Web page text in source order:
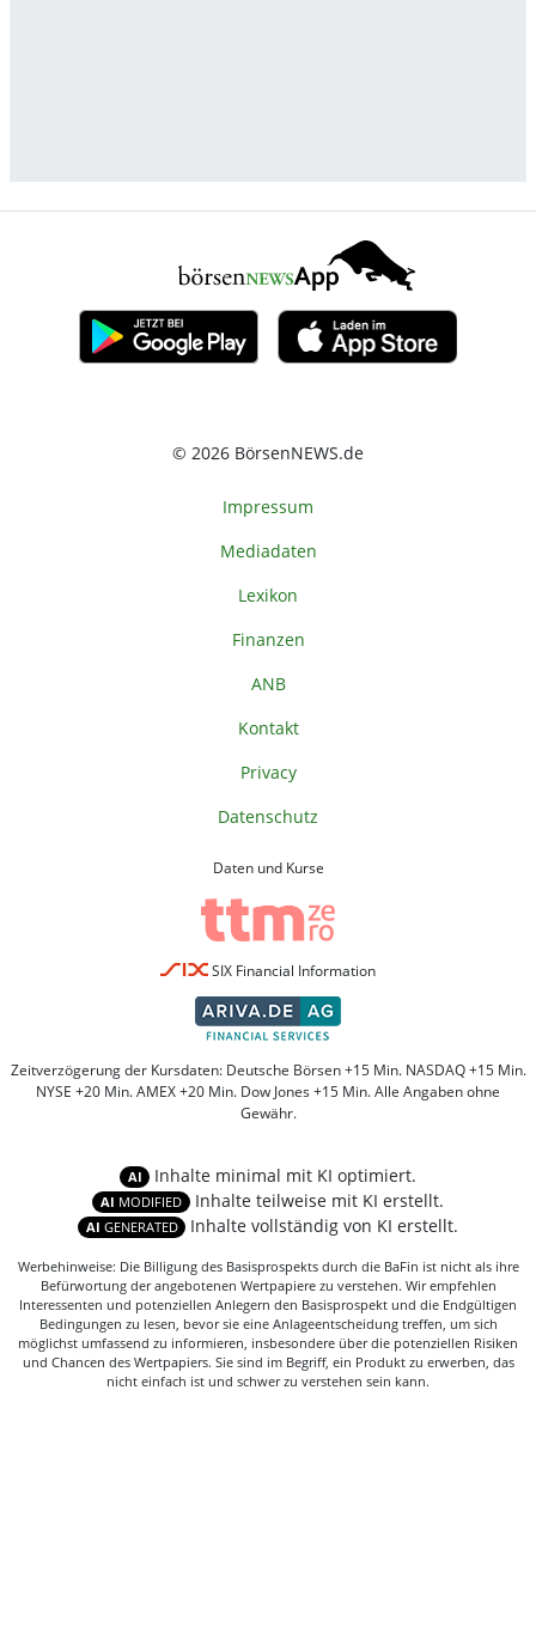
© 2026 BörsenNEWS.de
Impressum
Mediadaten
Lexikon
Finanzen
ANB
Kontakt
Privacy
Datenschutz
Daten und Kurse
SIX Financial Information
Zeitverzögerung der Kursdaten: Deutsche Börsen +15 Min. NASDAQ +15 Min.
NYSE +20 Min. AMEX +20 Min. Dow Jones +15 Min. Alle Angaben ohne
Gewähr.
AI Inhalte minimal mit KI optimiert.
AI MODIFIED Inhalte teilweise mit KI erstellt.
AI GENERATED Inhalte vollständig von KI erstellt.
Werbehinweise: Die Billigung des Basisprospekts durch die BaFin ist nicht als ihre
Befürwortung der angebotenen Wertpapiere zu verstehen. Wir empfehlen
Interessenten und potenziellen Anlegern den Basisprospekt und die Endgültigen
Bedingungen zu lesen, bevor sie eine Anlageentscheidung treffen, um sich
möglichst umfassend zu informieren, insbesondere über die potenziellen Risiken
und Chancen des Wertpapiers. Sie sind im Begriff, ein Produkt zu erwerben, das
nicht einfach ist und schwer zu verstehen sein kann.